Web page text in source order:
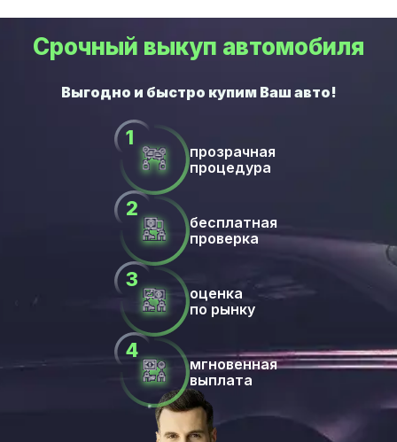
Срочный выкуп автомобиля
прозрачная
процедура
бесплатная
проверка
оценка
по рынку
мгновенная
выплата